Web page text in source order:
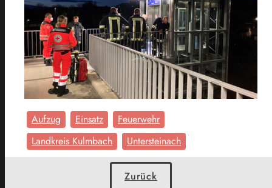
Aufzug Einsatz
Feuerwehr
Landkreis Kulmbach
Untersteinach
Zurück